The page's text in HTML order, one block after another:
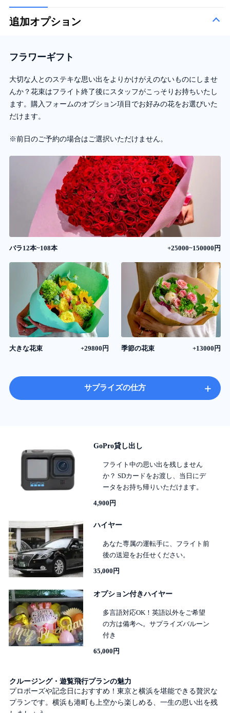
追加オプション
フラワーギフト
大切な人とのステキな思い出をよりかけがえのないものにしませ
んか？花束はフライト終了後にスタッフがこっそりお持ちいたし
ます。購入フォームのオプション項目でお好みの花をお選びいた
だけます。
※前日のご予約の場合はご選択いただけません。
バラ12本~108本 +25000~150000円
大きな花束 +29800円 季節の花束 +13000円
サプライズの仕方 +
GoPro貸し出し
フライト中の思い出を残しません
か？ SDカードをお渡し、当日にデ
ータをお持ち帰りいただけます。
4,900円
ハイヤー
あなた専属の運転手に、フライト前
後の送迎をお任せください。
35,000円
オプション付きハイヤー
多言語対応OK！英語以外をご希望
の方は備考へ。サプライズバルーン
付き
65,000円
クルージング・遊覧飛行プランの魅力
プロポーズや記念日におすすめ！東京と横浜を堪能できる贅沢な
プランです。横浜も港町も上空から楽しめる、一生の思い出を残